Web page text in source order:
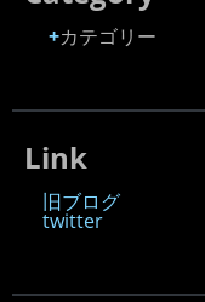
カテゴリー
Link
旧ブログ
twitter